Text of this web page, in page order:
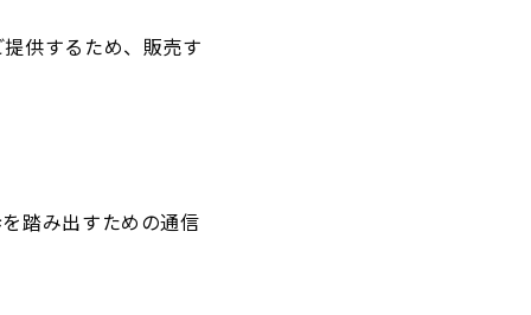
供するため、販売す
踏み出すための通信